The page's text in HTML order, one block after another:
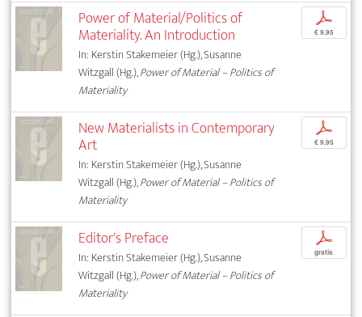
Power of Material/Politics of
Materiality. An Introduction
In: Kerstin Stakemeier (Hg.), Susanne
Witzgall (Hg.),Power of Material – Politics of
Materiality
p
€ 9,95
New Materialists in Contemporary
Art
In: Kerstin Stakemeier (Hg.), Susanne
Witzgall (Hg.),Power of Material – Politics of
Materiality
p
€ 9,95
Editor's Preface
In: Kerstin Stakemeier (Hg.), Susanne
Witzgall (Hg.),Power of Material – Politics of
Materiality
p
gratis